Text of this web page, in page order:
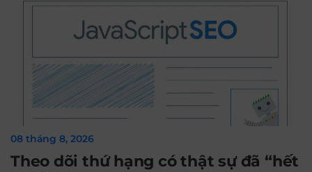
08 tháng 8, 2026
Theo dõi thứ hạng có thật sự đã “hết